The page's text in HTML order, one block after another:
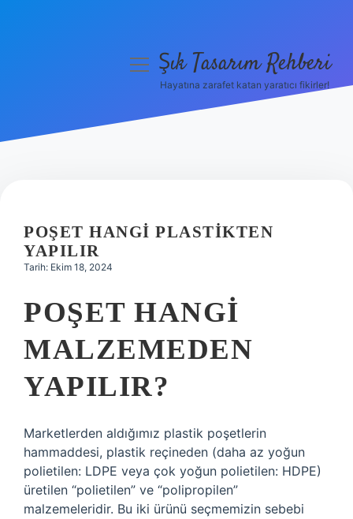
Hakkımızda
menüyüŞık Tasarım Rehberi
Hayatına zarafet katan yaratıcı fikirler!
POŞET HANGI PLASTIKTEN
YAPILIR
Tarih: Ekim 18, 2024
POŞET HANGI
MALZEMEDEN
YAPILIR?
Marketlerden aldığımız plastik poşetlerin
hammaddesi, plastik reçineden (daha az yoğun
polietilen: LDPE veya çok yoğun polietilen: HDPE)
üretilen “polietilen” ve “polipropilen”
malzemeleridir. Bu iki ürünü seçmemizin sebebi